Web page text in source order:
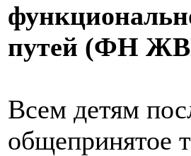
путей (ФН
Всем детям
общепринятое